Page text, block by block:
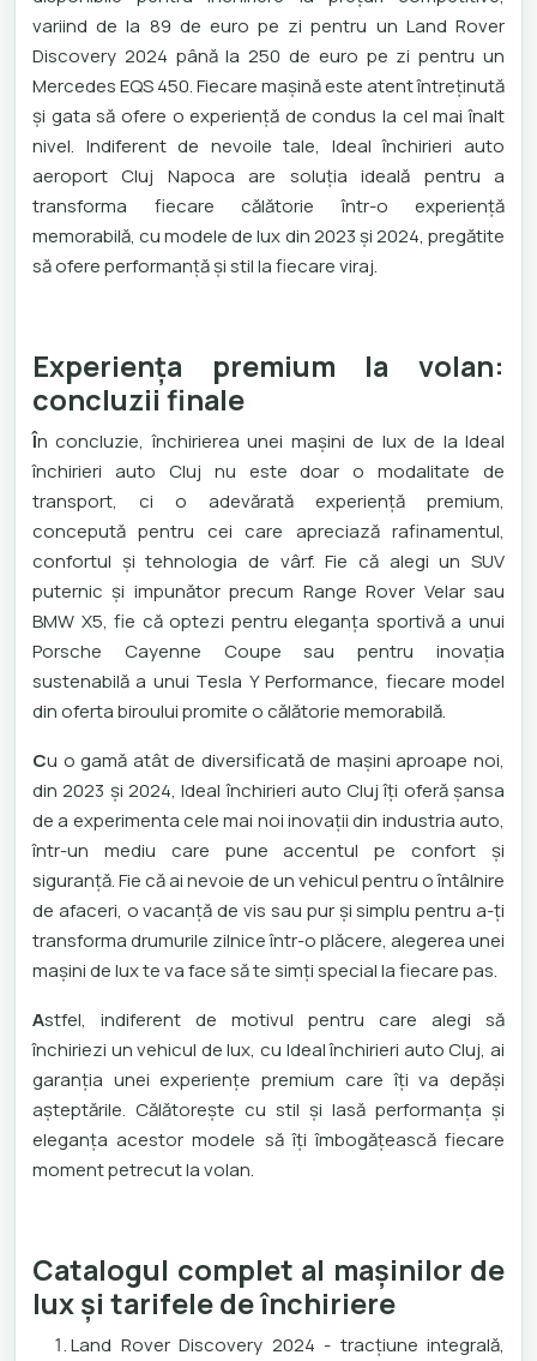
variind de la 89 de euro pe zi pentru un Land Rover
Discovery 2024 până la 250 de euro pe zi pentru un
Mercedes EQS 450. Fiecare mașină este atent întreținută
și gata să ofere o experiență de condus la cel mai înalt
nivel. Indiferent de nevoile tale, Ideal închirieri auto
aeroport Cluj Napoca are soluția ideală pentru a
transforma fiecare călătorie într-o experiență
memorabilă, cu modele de lux din 2023 și 2024, pregătite
să ofere performanță și stil la fiecare viraj.
Experiența premium la volan:
concluzii finale
În concluzie, închirierea unei mașini de lux de la Ideal
închirieri auto Cluj nu este doar o modalitate de
transport, ci o adevărată experiență premium,
concepută pentru cei care apreciază rafinamentul,
confortul și tehnologia de vârf. Fie că alegi un SUV
puternic și impunător precum Range Rover Velar sau
BMW X5, fie că optezi pentru eleganța sportivă a unui
Porsche Cayenne Coupe sau pentru inovația
sustenabilă a unui Tesla Y Performance, fiecare model
din oferta biroului promite o călătorie memorabilă.
Cu o gamă atât de diversificată de mașini aproape noi,
din 2023 și 2024, Ideal închirieri auto Cluj îți oferă șansa
de a experimenta cele mai noi inovații din industria auto,
într-un mediu care pune accentul pe confort și
siguranță. Fie că ai nevoie de un vehicul pentru o întâlnire
de afaceri, o vacanță de vis sau pur și simplu pentru a-ți
transforma drumurile zilnice într-o plăcere, alegerea unei
mașini de lux te va face să te simți special la fiecare pas.
Astfel, indiferent de motivul pentru care alegi să
închiriezi un vehicul de lux, cu Ideal închirieri auto Cluj, ai
garanția unei experiențe premium care îți va depăși
așteptările. Călătorește cu stil și lasă performanța și
eleganța acestor modele să îți îmbogățească fiecare
moment petrecut la volan.
Catalogul complet al mașinilor de
lux și tarifele de închiriere
Land Rover Discovery 2024 - tracțiune integrală,